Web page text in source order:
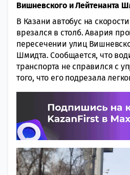
Вишневского и Лейтенанта
В Казани автобус на
врезался в столб. Авария
пересечении улиц
Шмидта. Сообщается, что
транспорта не справился с
того, что его подрезала